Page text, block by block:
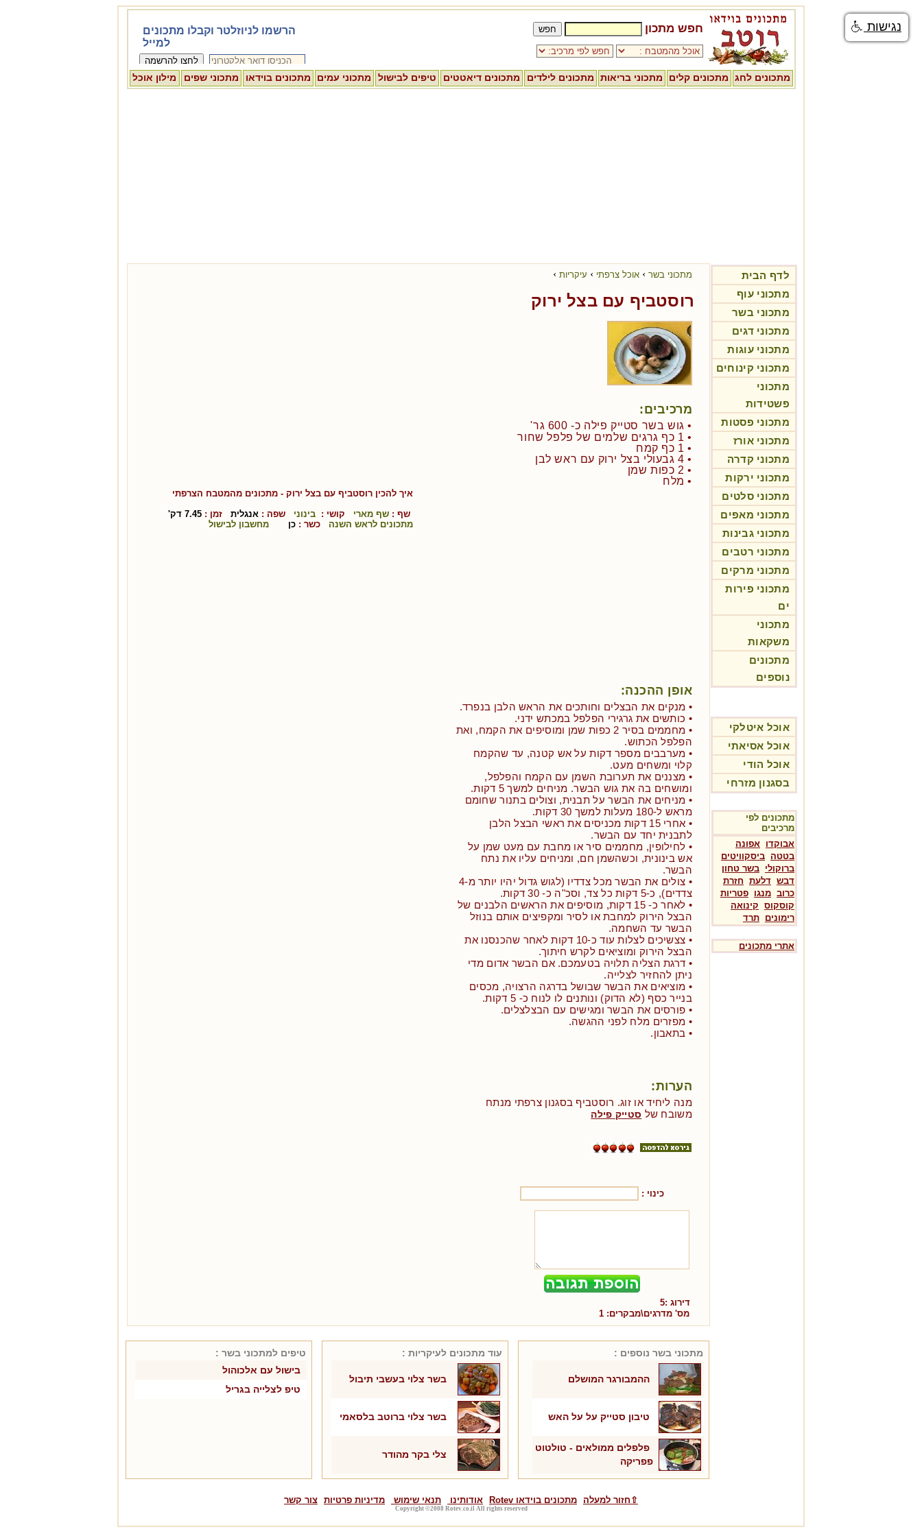
חפש מתכון
מתכונים לחג מתכונים קלים מתכוני בריאות מתכונים לילדים מתכונים דיאטטים טיפים לבישול מתכוני עמים מתכונים בוידאו מתכוני שפים מילון אוכל
לדף הבית
מתכוני עוף
מתכוני בשר
מתכוני דגים
מתכוני עוגות
מתכוני קינוחים
מתכוני
פשטידות
מתכוני פסטות
מתכוני אורז
מתכוני קדרה
מתכוני ירקות
מתכוני סלטים
מתכוני מאפים
מתכוני גבינות
מתכוני רטבים
מתכוני מרקים
מתכוני פירות
ים
מתכוני
משקאות
מתכונים
נוספים
אוכל איטלקי
אוכל אסיאתי
אוכל הודי
בסגנון מזרחי
מתכונים לפי
מרכיבים
אבוקדו אפונה
בטטה ביסקוויטים
ברוקולי בשר טחון
דבש דלעת חזרת
כרוב מנגו פטריות
קוסקוס קינואה
רימונים תרד
אתרי מתכונים
מתכוני בשר › אוכל צרפתי › עיקריות ›
רוסטביף עם בצל ירוק
מרכיבים:
• גוש בשר סטייק פילה כ- 600 גר'
• 1 כף גרגים שלמים של פלפל שחור
• 1 כף קמח
• 4 גבעולי בצל ירוק עם ראש לבן
• 2 כפות שמן
• מלח
אופן ההכנה:
• מנקים את הבצלים וחותכים את הראש הלבן בנפרד.
• כותשים את גרגירי הפלפל במכתש ידני.
• מחממים בסיר 2 כפות שמן ומוסיפים את הקמח, ואת
הפלפל הכתוש.
• מערבבים מספר דקות על אש קטנה, עד שהקמח
קלוי ומשחים מעט.
• מצננים את תערובת השמן עם הקמח והפלפל,
ומושחים בה את גוש הבשר. מניחים למשך 5 דקות.
• מניחים את הבשר על תבנית, וצולים בתנור שחומם
מראש ל-180 מעלות למשך 30 דקות.
• אחרי 15 דקות מכניסים את ראשי הבצל הלבן
לתבנית יחד עם הבשר.
• לחילופין, מחממים סיר או מחבת עם מעט שמן על
אש בינונית, וכשהשמן חם, ומניחים עליו את נתח
הבשר.
• צולים את הבשר מכל צדדיו (לגוש גדול יהיו יותר מ-4
צדדים), כ-5 דקות כל צד, וסכ"ה כ- 30 דקות.
• לאחר כ- 15 דקות, מוסיפים את הראשים הלבנים של
הבצל הירוק למחבת או לסיר ומקפיצים אותם בנוזל
הבשר עד השחמה.
• צצשיכים לצלות עוד כ-10 דקות לאחר שהכנסנו את
הבצל הירוק ומוציאים לקרש חיתוך.
• דרגת הצליה תלויה בטעמכם. אם הבשר אדום מדי
ניתן להחזיר לצלייה.
• מוציאים את הבשר שבושל בדרגה הרצויה, מכסים
בנייר כסף (לא הדוק) ונותנים לו לנוח כ- 5 דקות.
• פורסים את הבשר ומגישים עם הבצלצלים.
• מפזרים מלח לפני ההגשה.
• בתאבון.
הערות:
מנה ליחיד או זוג. רוסטביף בסגנון צרפתי מנתח
משובח של סטייק פילה
כינוי :
דירוג :5
מס' מדרגים\מבקרים: 1
איך להכין רוסטביף עם בצל ירוק - מתכונים מהמטבח הצרפתי
שף : שף מארי קושי : בינוני שפה : אנגלית זמן : 7.45 דק'
מתכונים לראש השנה
כשר : כן מחשבון לבישול
מתכוני בשר נוספים :
ההמבורגר המושלם
טיבון סטייק על על האש
פלפלים ממולאים - טולטוט
פפריקה
עוד מתכונים לעיקריות :
בשר צלוי בעשבי תיבול
בשר צלוי ברוטב בלסאמי
צלי בקר מהודר
טיפים למתכוני בשר :
בישול עם אלכוהול
טיפ לצלייה בגריל
⇧חזור למעלה מתכונים בוידאו Rotev אודותינו תנאי שימוש מדיניות פרטיות צור קשר
Copyright ©2008 Rotev.co.il All rights reserved
נגישות